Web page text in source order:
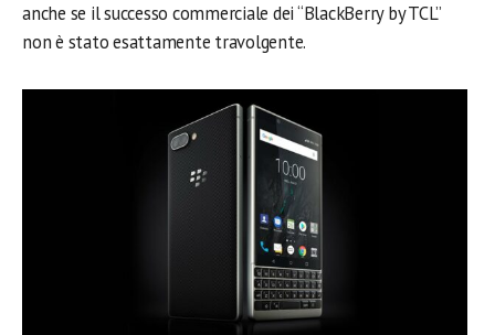
anche se il successo commerciale dei “BlackBerry by TCL”
non è stato esattamente travolgente.